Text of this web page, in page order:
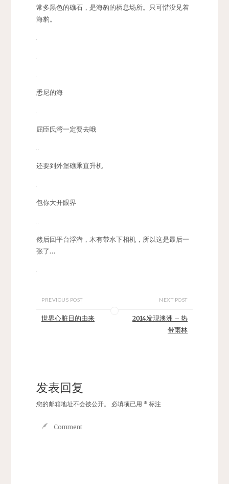
常多黑色的礁石，是海豹的栖息场所。只可惜没见着
海豹。
悉尼的海
屈臣氏湾一定要去哦
还要到外堡礁乘直升机
包你大开眼界
然后回平台浮潜，木有带水下相机，所以这是最后一
张了…
PREVIOUS POST
世界心脏日的由来
NEXT POST
2014发现澳洲 – 热
带雨林
发表回复
您的邮箱地址不会被公开。 必填项已用 *标注